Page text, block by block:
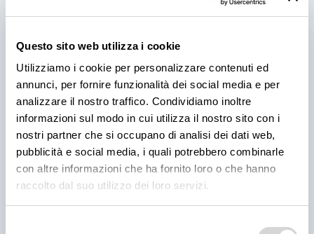
Questo sito web utilizza i cookie
Utilizziamo i cookie per personalizzare contenuti ed
annunci, per fornire funzionalità dei social media e per
analizzare il nostro traffico. Condividiamo inoltre
informazioni sul modo in cui utilizza il nostro sito con i
nostri partner che si occupano di analisi dei dati web,
pubblicità e social media, i quali potrebbero combinarle
con altre informazioni che ha fornito loro o che hanno
raccolto dal suo utilizzo dei loro servizi.
RICETTE
BBQ Ribs: come preparare e
cuocere le costine di maiale
Scopri come preparare e cuocere le BBQ ribs per il
tuo locale, dal rub alla cottura e confronta le